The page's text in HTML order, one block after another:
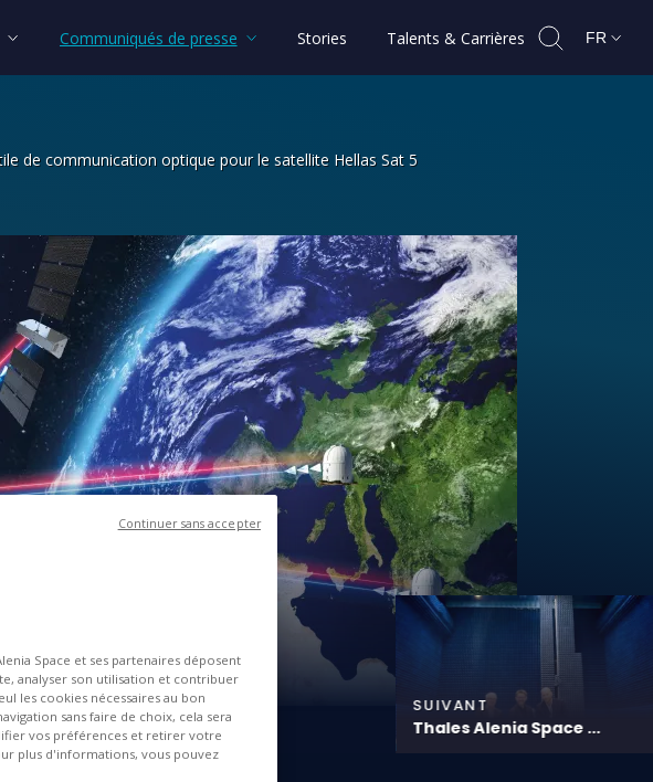
Communiqués de presse Stories Talents & Carrières FR
de communication optique pour le satellite Hellas Sat 5
d’accord visant à développer une charge
SUIVANT
Thales Alenia Space ...
Space et ses partenaires déposent
analyser son utilisation et contribuer
les cookies nécessaires au bon
sans faire de choix, cela sera
vos préférences et retirer votre
plus d'informations, vous pouvez
Continuer sans accepter